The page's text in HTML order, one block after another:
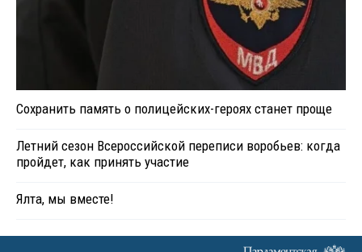
Сохранить память о полицейских-героях станет проще
Летний сезон Всероссийской переписи воробьев: когда
пройдет, как принять участие
Ялта, мы вместе!